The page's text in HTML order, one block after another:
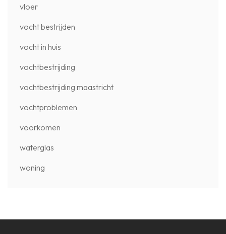
vloer
vocht bestrijden
vocht in huis
vochtbestrijding
vochtbestrijding maastricht
vochtproblemen
voorkomen
waterglas
woning